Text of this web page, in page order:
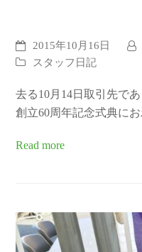
2015年10月16日
スタッフ日記
去る10月14日取引先で
創立60周年記念式典に
Read more